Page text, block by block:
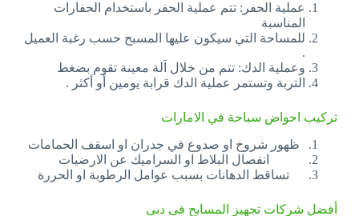
عملية الحفر: تتم عملية الحفر باستخدام الحفارات
المناسبة
للمساحة التي سيكون عليها المسبح حسب رغبة العميل
.
وعملية الدك: تتم من خلال اَلة معينة تقوم بضغط
التربة وتستمر عملية الدك قرابة يومين أو أكثر .
تركيب احواض سباحة في الامارات
ظهور شروخ او صدوع في جدران او اسقف الحمامات
انفصال البلاط او السراميك عن الارضيات
تساقط الدهانات بسبب عوامل الرطوبة او الحررة
أفضل شركات تجهيز المسابح فى دبى